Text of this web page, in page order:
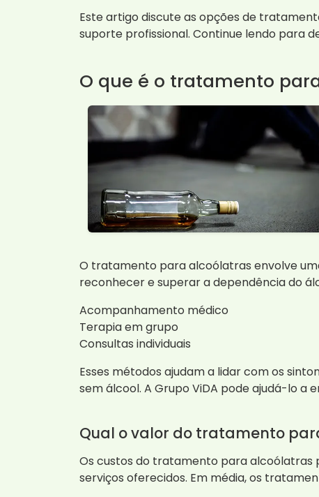
Este artigo discute as opções de
suporte profissional. Continue lendo para
O que é o tratamento
O tratamento para alcoólatras envolve
reconhecer e superar a dependência do
Acompanhamento médico
Terapia em grupo
Consultas individuais
Esses métodos ajudam a lidar com os
sem álcool. A Grupo ViDA pode ajudá-lo
Qual o valor do tratamento
Os custos do tratamento para alcoólatras
serviços oferecidos. Em média, os